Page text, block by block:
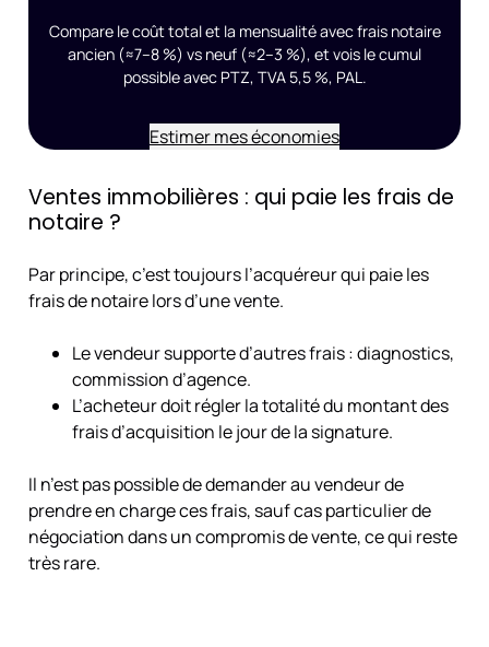
Compare le coût total et la mensualité avec frais notaire
ancien (≈7–8 %) vs neuf (≈2–3 %), et vois le cumul
possible avec PTZ, TVA 5,5 %, PAL.
Estimer mes économies
Ventes immobilières : qui paie les frais de
notaire ?
Par principe, c’est toujours l’acquéreur qui paie les
frais de notaire lors d’une vente.
Le vendeur supporte d’autres frais : diagnostics,
commission d’agence.
L’acheteur doit régler la totalité du montant des
frais d’acquisition le jour de la signature.
Il n’est pas possible de demander au vendeur de
prendre en charge ces frais, sauf cas particulier de
négociation dans un compromis de vente, ce qui reste
très rare.